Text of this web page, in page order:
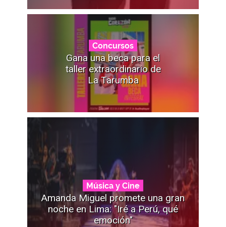
Concursos
Gana una beca para el
taller extraordinario de
La Tarumba
Música y Cine
Amanda Miguel promete una gran
noche en Lima: "Iré a Perú, qué
emoción"